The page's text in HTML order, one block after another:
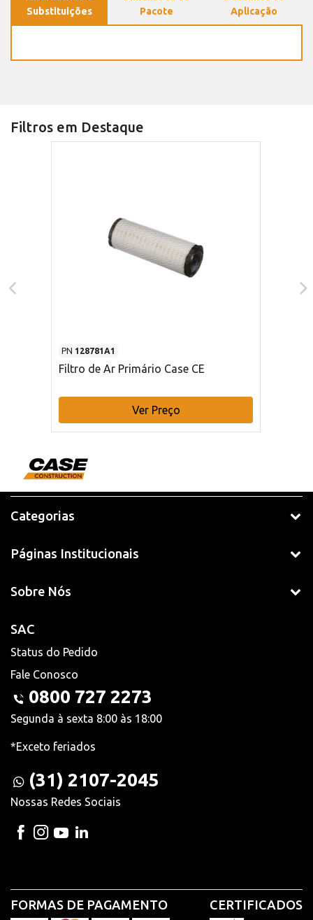
Substituições
Pacote
Aplicação
Filtros em Destaque
PN 128781A1
Filtro de Ar Primário Case CE
Ver Preço
Categorias
Páginas Institucionais
Sobre Nós
SAC
Status do Pedido
Fale Conosco
0800 727 2273
Segunda à sexta 8:00 às 18:00
*Exceto feriados
(31) 2107-2045
Nossas Redes Sociais
FORMAS DE PAGAMENTO CERTIFICADOS